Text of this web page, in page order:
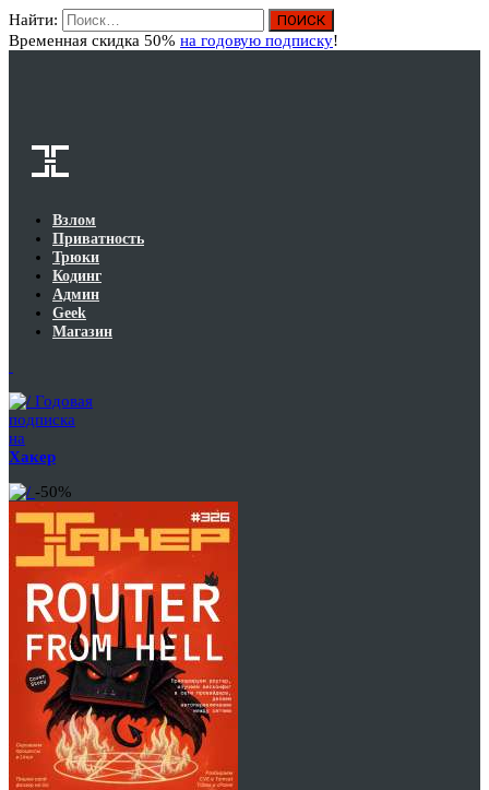
Найти:
Временная скидка 50% на годовую подписку!
Взлом
Приватность
Трюки
Кодинг
Админ
Geek
Магазин
Годовая
подписка
на
Хакер
-50%